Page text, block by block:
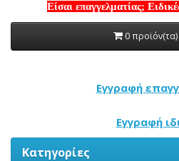
Είσαι επαγγελματίας;
0
Εγγραφή
Εγγραφή
Κατηγορίες